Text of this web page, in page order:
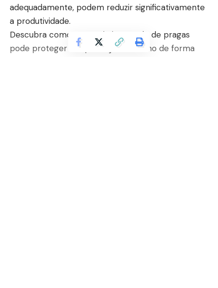
adequadamente, podem reduzir significativamente
a produtividade.
Descubra como o manejo integrado de pragas
pode proteger sua produção de milho de forma